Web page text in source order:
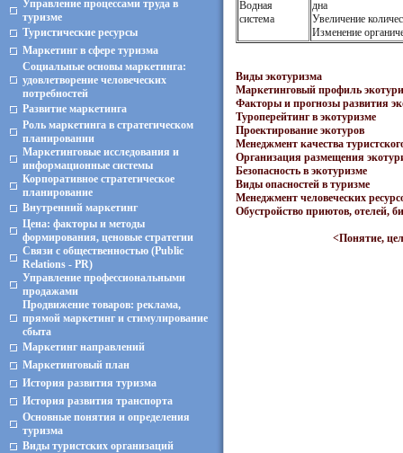
Управление процессами труда в
туризме
Туристические ресурсы
Маркетинг в сфере туризма
Социальные основы маркетинга:
удовлетворение человеческих
потребностей
Развитие маркетинга
Роль маркетинга в стратегическом
планировании
Маркетинговые исследования и
информационные системы
Корпоративное стратегическое
планирование
Внутренний маркетинг
Цена: факторы и методы
формирования, ценовые стратегии
Связи с общественностью (Public
Relations - PR)
Управление профессиональными
продажами
Продвижение товаров: реклама,
прямой маркетинг и стимулирование
сбыта
Маркетинг направлений
Маркетинговый план
История развития туризма
История развития транспорта
Основные понятия и определения
туризма
Виды туристских организаций
Водная
система
дна
Увеличение
Изменение
Виды экотуризма
Маркетинговый профиль
Факторы и прогнозы развития
Туроперейтинг в экотуризме
Проектирование экотуров
Менеджмент качества
Организация размещения
Безопасность в экотуризме
Виды опасностей в туризме
Менеджмент человеческих
Обустройство приютов, отелей,
<Понятие,